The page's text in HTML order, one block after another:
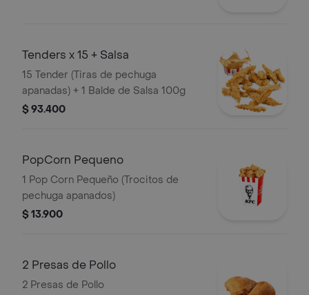
Tenders x 15 + Salsa
15 Tender (Tiras de pechuga
apanadas) + 1 Balde de Salsa 100g
$ 93.400
PopCorn Pequeno
1 Pop Corn Pequeño (Trocitos de
pechuga apanados)
$ 13.900
2 Presas de Pollo
2 Presas de Pollo